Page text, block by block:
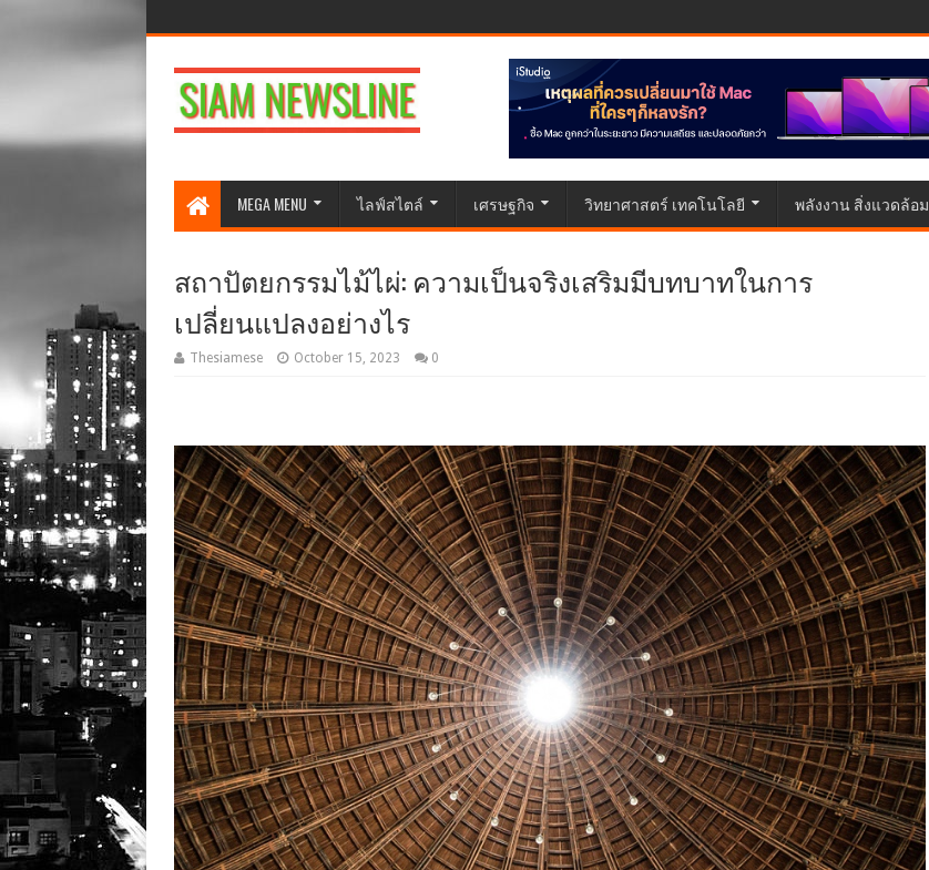
MEGA MENU ไลฟ์สไตล์ เศรษฐกิจ วิทยาศาสตร์ เทคโนโลยี พลังงาน สิ่งแวดล้อม
สถาปัตยกรรมไม้ไผ่: ความเป็นจริงเสริมมีบทบาทในการ
เปลี่ยนแปลงอย่างไร
Thesiamese October 15, 2023 0